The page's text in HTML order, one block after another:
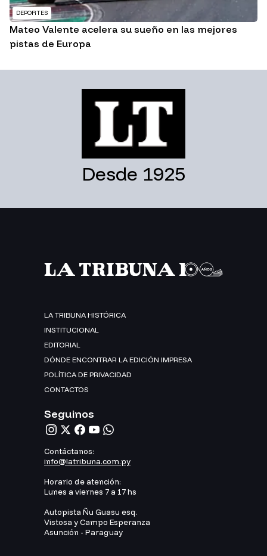
DEPORTES
Mateo Valente acelera su sueño en las mejores
pistas de Europa
Desde 1925
LA TRIBUNA HISTÓRICA
INSTITUCIONAL
EDITORIAL
DÓNDE ENCONTRAR LA EDICIÓN IMPRESA
POLÍTICA DE PRIVACIDAD
CONTACTOS
Seguinos
Contáctanos:
info@latribuna.com.py
Horario de atención:
Lunes a viernes 7 a 17 hs
Autopista Ñu Guasu esq.
Vistosa y Campo Esperanza
Asunción - Paraguay